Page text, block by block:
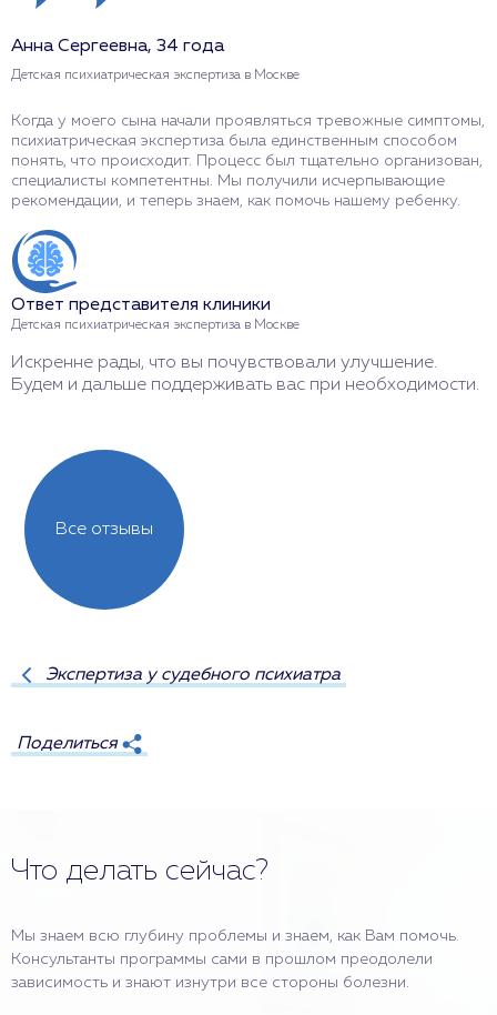
Анна Сергеевна, 34 года
Детская психиатрическая экспертиза в Москве
Когда у моего сына начали проявляться тревожные симптомы,
психиатрическая экспертиза была единственным способом
понять, что происходит. Процесс был тщательно организован,
специалисты компетентны. Мы получили исчерпывающие
рекомендации, и теперь знаем, как помочь нашему ребенку.
Ответ представителя клиники
Детская психиатрическая экспертиза в Москве
Искренне рады, что вы почувствовали улучшение.
Будем и дальше поддерживать вас при необходимости.
Все отзывы
Экспертиза у судебного психиатра
Поделиться
Что делать сейчас?
Мы знаем всю глубину проблемы и знаем, как Вам помочь.
Консультанты программы сами в прошлом преодолели
зависимость и знают изнутри все стороны болезни.